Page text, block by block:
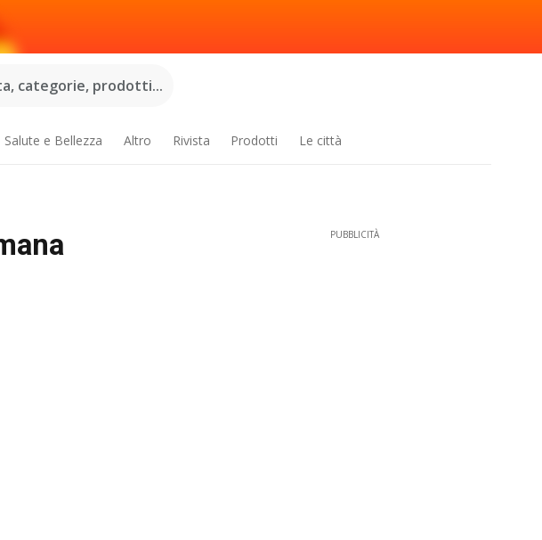
categorie, prodotti...
Salute e Bellezza Altro Rivista Prodotti Le città
PUBBLICITÀ